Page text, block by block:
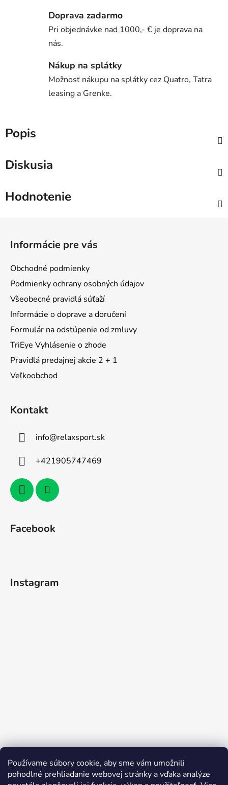
Používame súbory cookie, aby sme vám umožnili
pohodlné prehliadanie webovej stránky a vďaka analýze
Doprava zadarmo
Pri objednávke nad 1000,- € je doprava na
nás.
Nákup na splátky
Možnosť nákupu na splátky cez Quatro, Tatra
leasing a Grenke.
Popis
Diskusia
Hodnotenie
Informácie pre vás
Obchodné podmienky
Podmienky ochrany osobných údajov
Všeobecné pravidlá súťaží
Informácie o doprave a doručení
Formulár na odstúpenie od zmluvy
TriEye Vyhlásenie o zhode
Pravidlá predajnej akcie 2 + 1
Veľkoobchod
Kontakt
info@relaxsport.sk
+421905747469
Facebook
Instagram
Sledovať na Instagrame